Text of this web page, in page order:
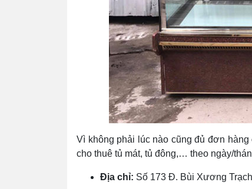
Vì không phải lúc nào cũng đủ đơn
cho thuê tủ mát, tủ đông,… theo ngày/
Địa chỉ: Số 173 Đ. Bùi Xương